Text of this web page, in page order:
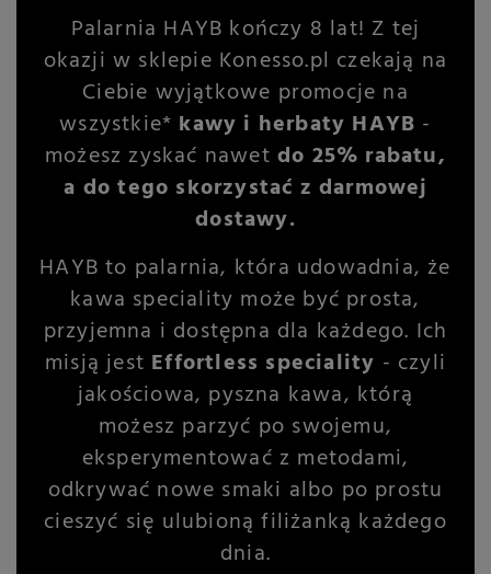
Palarnia HAYB kończy 8 lat! Z tej
okazji w sklepie Konesso.pl czekają na
Ciebie wyjątkowe promocje na
wszystkie* kawy i herbaty HAYB -
możesz zyskać nawetdo 25% rabatu,
a do tego skorzystać z darmowej
dostawy.
HAYB to palarnia, która udowadnia, że
kawa speciality może być prosta,
przyjemna i dostępna dla każdego. Ich
misją jest Effortless speciality - czyli
jakościowa, pyszna kawa, którą
możesz parzyć po swojemu,
eksperymentować z metodami,
odkrywać nowe smaki albo po prostu
cieszyć się ulubioną filiżanką każdego
dnia.